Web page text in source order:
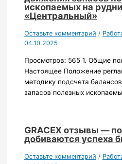
ископаемых на
«Центральный»
Оставьте комментарий /
04.10.2025
Просмотров: 565 1. Общие
Настоящее Положение
методику подсчета
запасов полезных
GRACEX отзывы —
добиваются успеха
Оставьте комментарий /